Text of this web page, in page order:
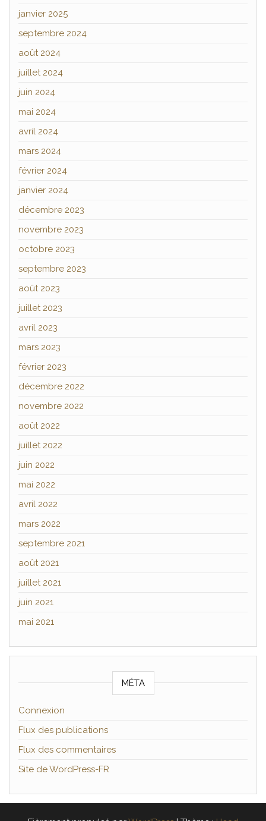
janvier 2025
septembre 2024
août 2024
juillet 2024
juin 2024
mai 2024
avril 2024
mars 2024
février 2024
janvier 2024
décembre 2023
novembre 2023
octobre 2023
septembre 2023
août 2023
juillet 2023
avril 2023
mars 2023
février 2023
décembre 2022
novembre 2022
août 2022
juillet 2022
juin 2022
mai 2022
avril 2022
mars 2022
septembre 2021
août 2021
juillet 2021
juin 2021
mai 2021
MÉTA
Connexion
Flux des publications
Flux des commentaires
Site de WordPress-FR